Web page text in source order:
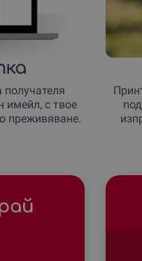
имейл, с твое
преживяване.